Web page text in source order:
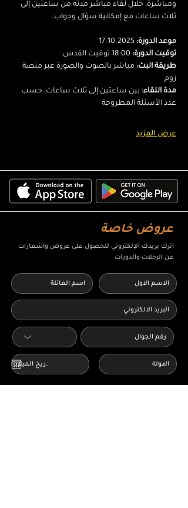
ومباشرة، خلال لقاء مباشر مدته من ساعتين إلى
ثلاث ساعات مع إمكانية سؤال وجواب.
موعد الدورة:
توقيت الدورة:
طريقة البث: مباشر بالصوت والصورة عبر منصة
زوم
مدة اللقاء: بين ساعتين إلى ثلاث ساعات، حسب
عدد الأسئلة المطروحة
عرض المزيد
عروض خاصة
عن الرحلات والدورات